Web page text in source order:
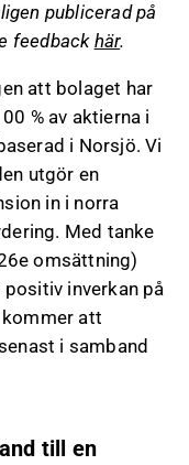
närvaro
integreras i
med en
på
under 2026.
HomeMaids
förvärv av
lämna feedback
publicerad på
feedback här.
att bolaget har
% av aktierna i
i Norsjö. Vi
utgör en
in i norra
Med tanke
omsättning)
inverkan på
att
i samband
till en